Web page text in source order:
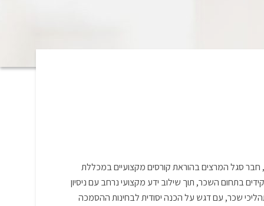
חבר סגל המרצים בהוראת קורסים מקצועיים במכללת
בתחום השכר, תוך שילוב ידע מקצועי נרחב עם ניסיון
שכר, עם דגש על הכנה יסודית לבחינות ההסמכה